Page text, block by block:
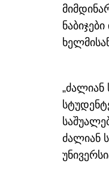
„ძალიან
ძალიან